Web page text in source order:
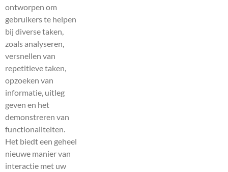
ontworpen om
gebruikers te helpen
bij diverse taken,
zoals analyseren,
versnellen van
repetitieve taken,
opzoeken van
informatie, uitleg
geven en het
demonstreren van
functionaliteiten.
Het biedt een geheel
nieuwe manier van
interactie met uw